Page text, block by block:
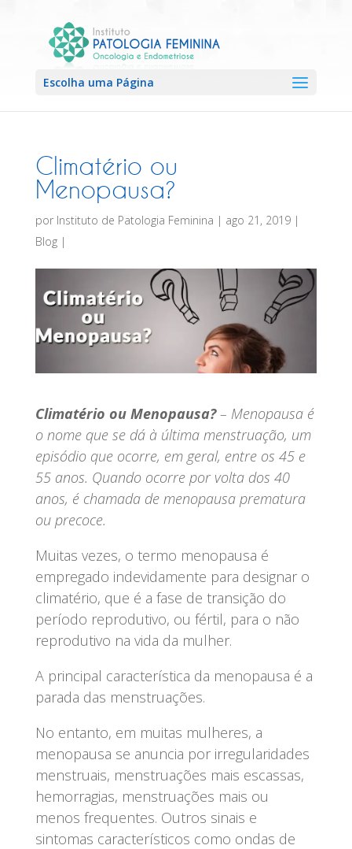
Escolha uma Página
Climatério ou
Menopausa?
por Instituto de Patologia Feminina | ago 21, 2019|
Blog|
Climatério ou Menopausa?– Menopausa é
o nome que se dá à última menstruação, um
episódio que ocorre, em geral, entre os 45 e
55 anos. Quando ocorre por volta dos 40
anos, é chamada de menopausa prematura
ou precoce.
Muitas vezes, o termo menopausa é
empregado indevidamente para designar o
climatério, que é a fase de transição do
período reprodutivo, ou fértil, para o não
reprodutivo na vida da mulher.
A principal característica da menopausa é a
parada das menstruações.
No entanto, em muitas mulheres, a
menopausa se anuncia por irregularidades
menstruais, menstruações mais escassas,
hemorragias, menstruações mais ou
menos frequentes. Outros sinais e
sintomas característicos como ondas de